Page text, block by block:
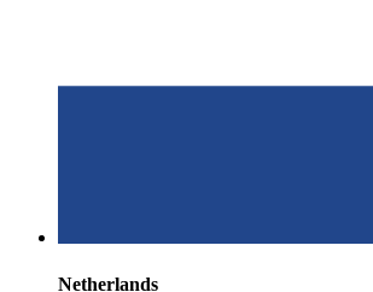
Netherlands